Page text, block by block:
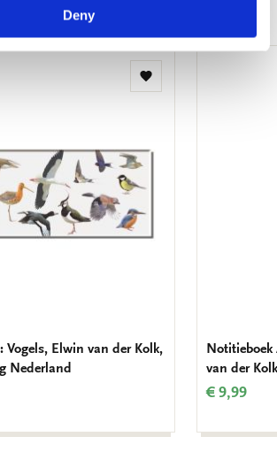
Deny Nederland
Toevoegen
Vogels, Elwin van der Kolk,
Nederland
van der
€ 9,99